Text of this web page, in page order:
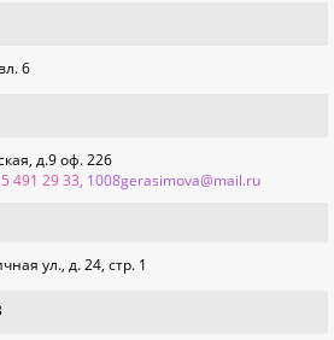
6
д.9 оф. 226
491 29 33, 1008gerasimova@mail.ru
ул., д. 24, стр. 1